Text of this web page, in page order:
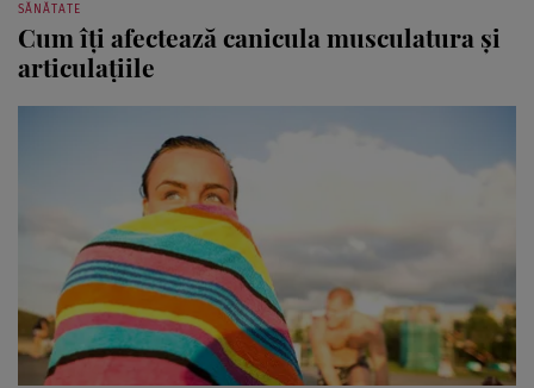
Cum îți afectează canicula musculatura și
articulațiile